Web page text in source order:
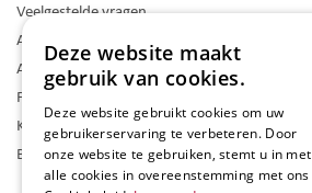
Veelgestelde vragen
Algemene voorwaarden
Assortiment
Folder
Klantenkaart
Blog
Deze website maakt
gebruik van cookies.
Deze website gebruikt cookies om uw
gebruikerservaring te verbeteren. Door
onze website te gebruiken, stemt u in met
alle cookies in overeenstemming met ons